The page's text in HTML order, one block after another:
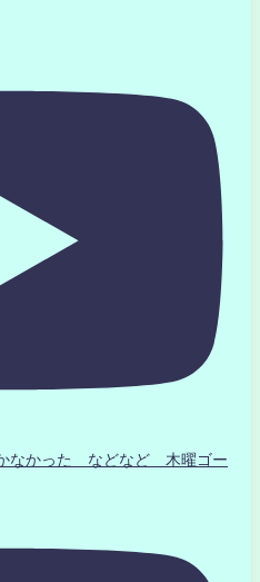
なかった などなど 木曜ゴー